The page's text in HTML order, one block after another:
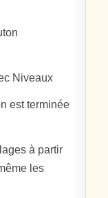
est terminée
à partir
les